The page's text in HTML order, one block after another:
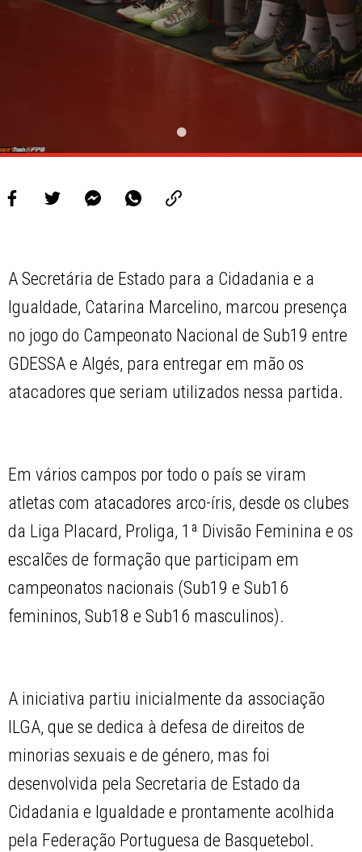
A Secretária de Estado para a Cidadania e a
Igualdade, Catarina Marcelino, marcou presença
no jogo do Campeonato Nacional de Sub19 entre
GDESSA e Algés, para entregar em mão os
atacadores que seriam utilizados nessa partida.
Em vários campos por todo o país se viram
atletas com atacadores arco-íris, desde os clubes
da Liga Placard, Proliga, 1ª Divisão Feminina e os
escalões de formação que participam em
campeonatos nacionais (Sub19 e Sub16
femininos, Sub18 e Sub16 masculinos).
A iniciativa partiu inicialmente da associação
ILGA, que se dedica à defesa de direitos de
minorias sexuais e de género, mas foi
desenvolvida pela Secretaria de Estado da
Cidadania e Igualdade e prontamente acolhida
pela Federação Portuguesa de Basquetebol.